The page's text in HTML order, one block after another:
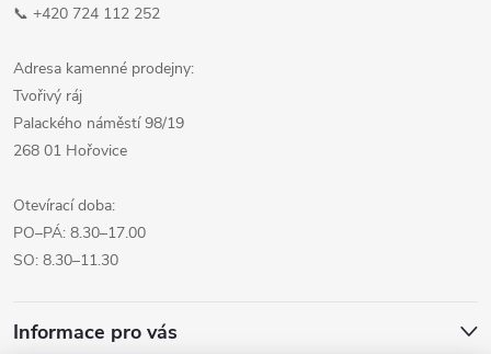
📞 +420 724 112 252
Adresa kamenné prodejny:
Tvořivý ráj
Palackého náměstí 98/19
268 01 Hořovice
Otevírací doba:
PO–PÁ: 8.30–17.00
SO: 8.30–11.30
Informace pro vás